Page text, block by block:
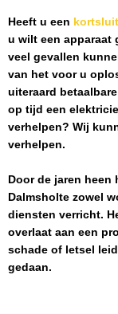
Heeft u een
u wilt een apparaat
veel gevallen
van het voor u
uiteraard
op tijd een
verhelpen? Wij
verhelpen.
Door de jaren heen
Dalmsholte zowel
diensten verricht.
overlaat aan een
schade of letsel
gedaan.